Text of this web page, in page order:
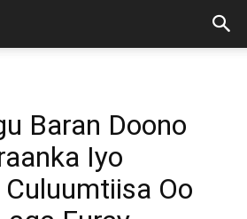
Baran Doono
Iyo
Oo